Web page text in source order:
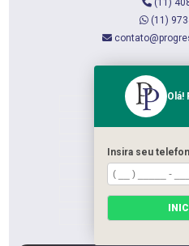
(11)
(11)
QUEM
Olá!
Insira seu